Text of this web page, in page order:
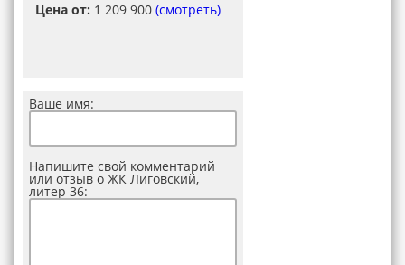
Цена от: 1 209 900 (смотреть)
Ваше имя:
Напишите свой комментарий
или отзыв о ЖК Лиговский,
литер 36: